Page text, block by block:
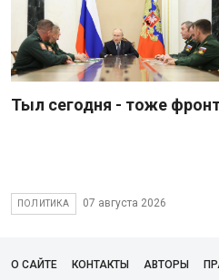
Тыл сегодня - тоже
ПОЛИТИКА 07 августа 2026
О САЙТЕ КОНТАКТЫ АВТОРЫ